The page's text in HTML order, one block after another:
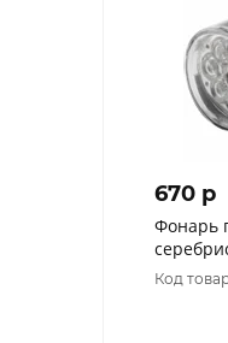
670 p
Фонарь
Код